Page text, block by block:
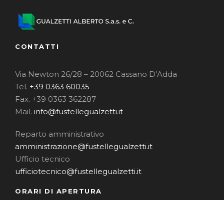
CONTATTI
Via Newton 26/28 – 20062 Cassano D’Adda
Tel. +39 0363 60035
Fax. +39 0363 362287
Mail. info@fustellegualzetti.it
Reparto amministrativo
amministrazione@fustellegualzetti.it
Ufficio tecnico
ufficiotecnico@fustellegualzetti.it
ORARI DI APERTURA